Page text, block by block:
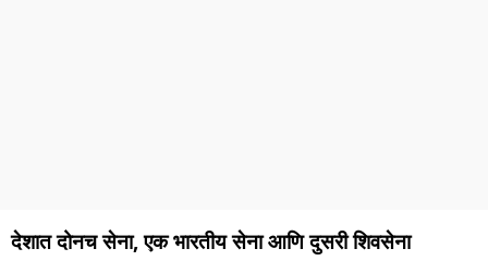
देशात दोनच सेना, एक भारतीय सेना आणि दुसरी शिवसेना